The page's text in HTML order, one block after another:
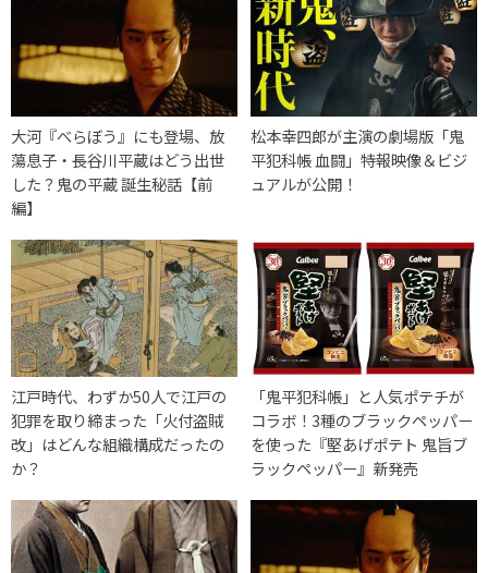
大河『べらぼう』にも登場、放
蕩息子・長谷川平蔵はどう出世
した？鬼の平蔵 誕生秘話【前
編】
松本幸四郎が主演の劇場版「鬼
平犯科帳 血闘」特報映像＆ビジ
ュアルが公開！
江戸時代、わずか50人で江戸の
犯罪を取り締まった「火付盗賊
改」はどんな組織構成だったの
か？
「鬼平犯科帳」と人気ポテチが
コラボ！3種のブラックペッパー
を使った『堅あげポテト 鬼旨ブ
ラックペッパー』新発売